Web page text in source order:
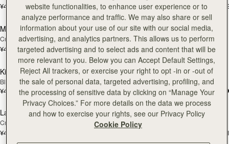
¥42,900 +5¥42,900
新登場
カートに追加
Melville Street Wallet
Croc-Embossed Leather Light Taupe
¥42,900 +2
Crescent Wallet
Black
¥42,900
カートに追加
Kite Medium Trifold Wallet
Black
¥49,500
Kite Medium Trifold Wallet
Caramel
¥49,500
カートに追加
Large Melville Street Wallet
Croc-Embossed Leather Light Taupe
¥49,500
新登場
Large Melville Street Wallet
Walnut
website functionalities, to enhance user experience or to
analyze performance and traffic. We may also share or sell
information about your use of our site with our social media,
advertising, and analytics partners. This allows us to perform
targeted advertising and to select ads and content that will be
more relevant to you. Below you can Accept Default Settings,
Reject All trackers, or exercise your right to opt -in or -out of
the sale of personal data, targeted advertising, profiling, and
the processing of sensitive data by clicking on “Manage Your
Privacy Choices.” For more details on the data we process
and how to exercise your rights, see our Privacy Policy
Cookie Policy